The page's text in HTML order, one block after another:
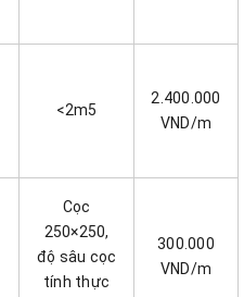
<2m5
2.400.000
VND/m
Cọc
250×250,
độ sâu cọc
tính thực
300.000
VND/m